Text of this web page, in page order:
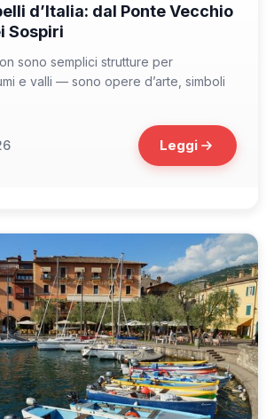
d’Italia: dal Ponte Vecchio
Sospiri
sono semplici strutture per
e valli — sono opere d’arte, simboli
Leggi